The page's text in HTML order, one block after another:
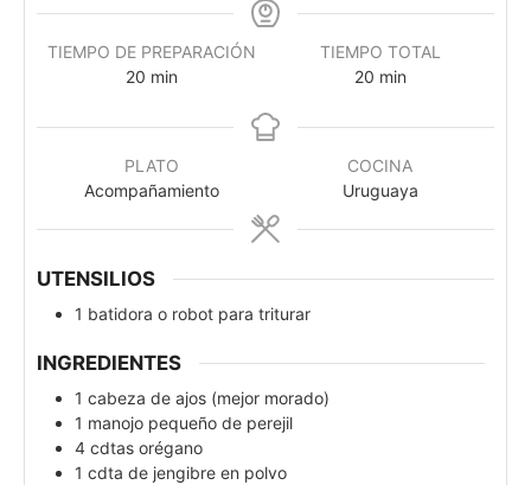
TIEMPO DE PREPARACIÓN
20 min
TIEMPO TOTAL
20 min
PLATO
Acompañamiento
COCINA
Uruguaya
UTENSILIOS
1 batidora o robot para triturar
INGREDIENTES
1 cabeza de ajos (mejor morado)
1 manojo pequeño de perejil
4 cdtas orégano
1 cdta de jengibre en polvo